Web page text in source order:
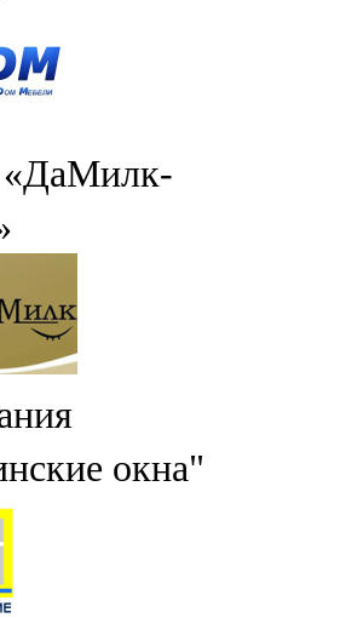
окна"